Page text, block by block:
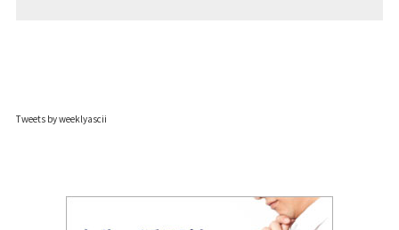
Tweets by weeklyascii